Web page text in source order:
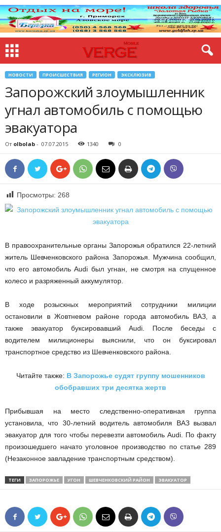
НОВОСТИ ПРОИСШЕСТВИЯ РЕГИОН ЭКСКЛЮЗИВ
Запорожский злоумышленник
угнал автомобиль с помощью
эвакуатора
От olbolab - 07.07.2015 1340 0
Просмотры: 268
В правоохранительные органы Запорожья обратился 22-летний
житель Шевченковского района Запорожья. Мужчина сообщил,
что его автомобиль Audi был угнан, не смотря на спущенное
колесо и разряженный аккумулятор.
В ходе розыскных мероприятий сотрудники милиции
остановили в Жовтневом районе города автомобиль ВАЗ, а
также эвакуатор буксировавший Audi. После беседы с
водителем милиционеры выяснили, что он буксировал
транспортное средство из Шевченковского района.
Читайте также: В Запорожье судят группу мошенников
обобравших три десятка жертв
Прибывшая на место следственно-оперативная группа
установила, что 30-летний водитель автомобиля ВАЗ вызвал
эвакуатор для того чтобы перевезти автомобиль Audi. По факту
произошедшего начато уголовное производство по статье 289
(Незаконное завладение транспортным средством).
ТЕГИ ЗАПОРОЖЬЕ УГОН ШЕВЧЕНКОВСКИЙ РАЙОН ЭВАКУАТОР